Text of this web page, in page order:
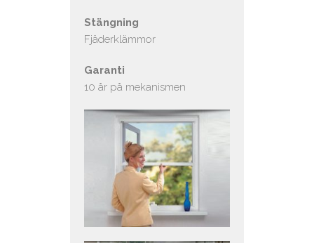
Stängning
Fjäderklämmor
Garanti
10 år på mekanismen